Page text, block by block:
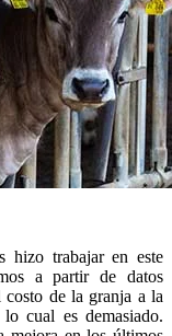
hizo trabajar en este
a partir de datos
costo de la granja a la
cual es demasiado.